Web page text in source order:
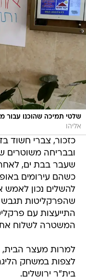
שלטי תמיכה שהוכנו עבור
אליהו
כזכור, צברי חשוד
ובבריחה משוטרים
כשהם עירומים
להשלים נכון לאמש
שהפרקליטות תגבש
התייעצות עם
המשטרה לשלוח את
למרות מעצר הבית,
לצפות במשחק
בית"ר ירושלים.